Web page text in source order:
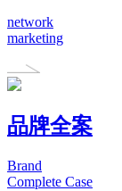
network
marketing
品牌全案
Brand
Complete Case